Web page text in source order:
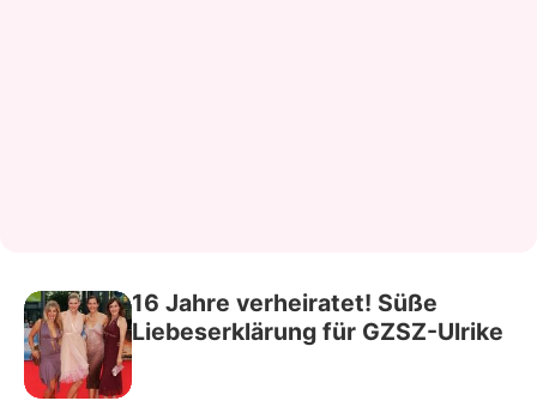
16 Jahre verheiratet! Süße
Liebeserklärung für GZSZ-Ulrike